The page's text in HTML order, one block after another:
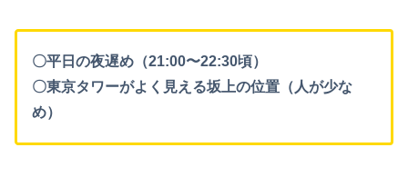
〇平日の夜遅め（21:00〜22:30頃）
〇東京タワーがよく見える坂上の位置（人が少な
め）